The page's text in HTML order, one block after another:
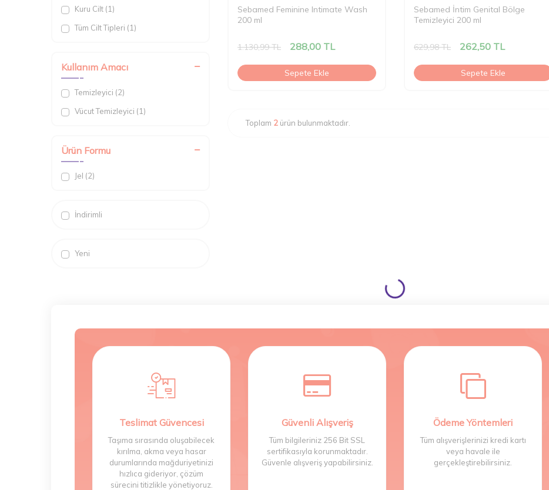
Kuru Cilt (1)
Tüm Cilt Tipleri (1)
Kullanım Amacı
Temizleyici (2)
Vücut Temizleyici (1)
Ürün Formu
Jel (2)
İndirimli
Yeni
Sebamed Feminine Intimate Wash
200 ml
1.130,99TL 288,00 TL
Sepete Ekle
Sebamed İntim Genital Bölge
Temizleyici 200 ml
629,98TL 262,50TL
Sepete Ekle
Toplam 2 ürün bulunmaktadır.
Teslimat Güvencesi
Taşıma sırasında oluşabilecek
kırılma, akma veya hasar
durumlarında mağduriyetinizi
hızlıca gideriyor, çözüm
sürecini titizlikle yönetiyoruz.
Güvenli Alışveriş
Tüm bilgileriniz 256 Bit SSL
sertifikasıyla korunmaktadır.
Güvenle alışveriş yapabilirsiniz.
Ödeme Yöntemleri
Tüm alışverişlerinizi kredi kartı
veya havale ile
gerçekleştirebilirsiniz.